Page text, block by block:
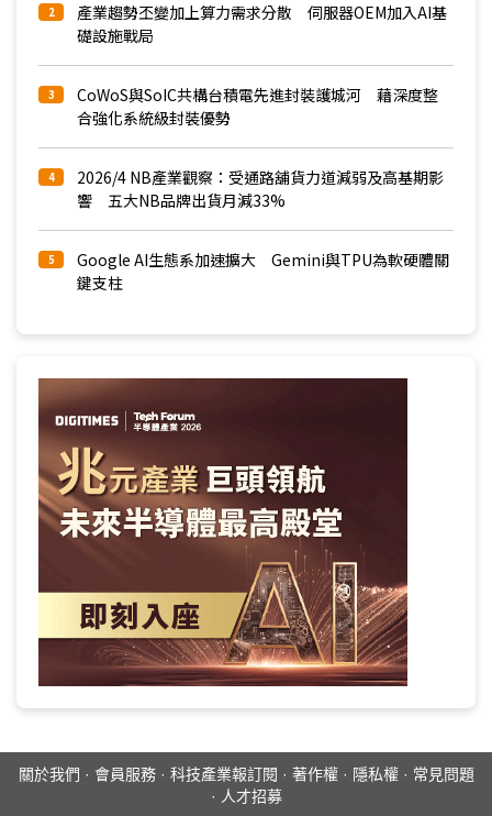
2
產業趨勢丕變加上算力需求分散 伺服器OEM加入AI基
礎設施戰局
3
CoWoS與SoIC共構台積電先進封裝護城河 藉深度整
合強化系統級封裝優勢
4
2026/4 NB產業觀察：受通路舖貨力道減弱及高基期影
響 五大NB品牌出貨月減33%
5
Google AI生態系加速擴大 Gemini與TPU為軟硬體關
鍵支柱
關於我們 · 會員服務· 科技產業報訂閱 · 著作權· 隱私權· 常見問題
· 人才招募